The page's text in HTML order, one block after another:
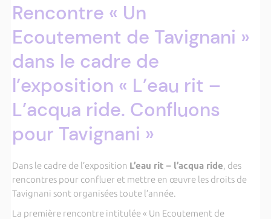
Rencontre « Un
Ecoutement de Tavignani »
dans le cadre de
l’exposition « L’eau rit –
L’acqua ride. Confluons
pour Tavignani »
Dans le cadre de l’exposition L’eau rit – l’acqua ride, des
rencontres pour confluer et mettre en œuvre les droits de
Tavignani sont organisées toute l’année.
La première rencontre intitulée « Un Ecoutement de